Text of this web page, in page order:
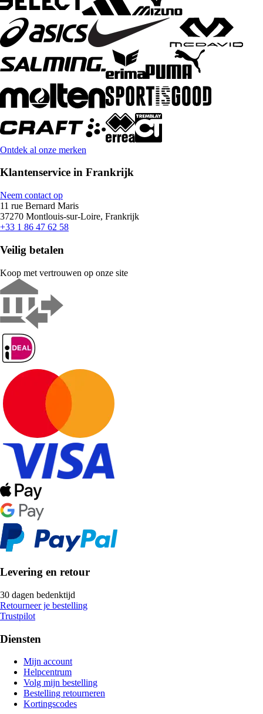
Ontdek al onze merken
Klantenservice in Frankrijk
Neem contact op
11 rue Bernard Maris
37270 Montlouis-sur-Loire, Frankrijk
+33 1 86 47 62 58
Veilig betalen
Koop met vertrouwen op onze site
Levering en retour
30 dagen bedenktijd
Retourneer je bestelling
Trustpilot
Diensten
Mijn account
Helpcentrum
Volg mijn bestelling
Bestelling retourneren
Kortingscodes